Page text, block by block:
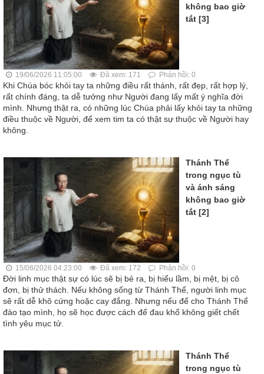
không bao giờ
tắt [3]
19/06/2026 11:05:00 Đã xem: 171 Phản hồi: 0
Khi Chúa bóc khỏi tay ta những điều rất thánh, rất đẹp, rất hợp lý,
rất chính đáng, ta dễ tưởng như Người đang lấy mất ý nghĩa đời
mình. Nhưng thật ra, có những lúc Chúa phải lấy khỏi tay ta những
điều thuộc về Người, để xem tim ta có thật sự thuộc về Người hay
không.
Thánh Thể
trong ngục tù
và ánh sáng
không bao giờ
tắt [2]
15/06/2026 04:23:00 Đã xem: 172 Phản hồi: 0
Đời linh mục thật sự có lúc sẽ bị bẻ ra, bị hiểu lầm, bị mệt, bị cô
đơn, bị thử thách. Nếu không sống từ Thánh Thể, người linh mục
sẽ rất dễ khô cứng hoặc cay đắng. Nhưng nếu để cho Thánh Thể
đào tạo mình, họ sẽ học được cách để đau khổ không giết chết
tình yêu mục tử.
Thánh Thể
trong ngục tù